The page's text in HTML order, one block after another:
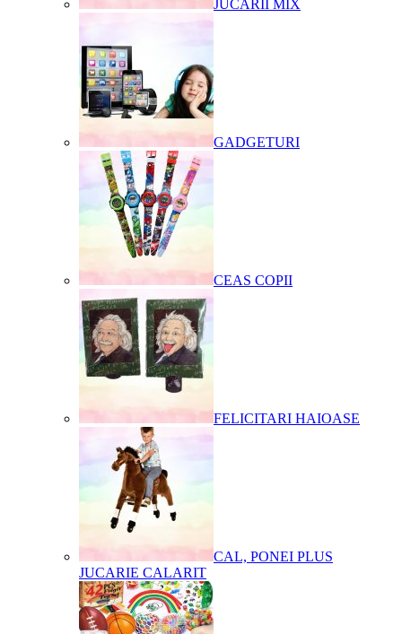
JUCARII MIX
GADGETURI
CEAS COPII
FELICITARI HAIOASE
CAL, PONEI PLUS
JUCARIE CALARIT